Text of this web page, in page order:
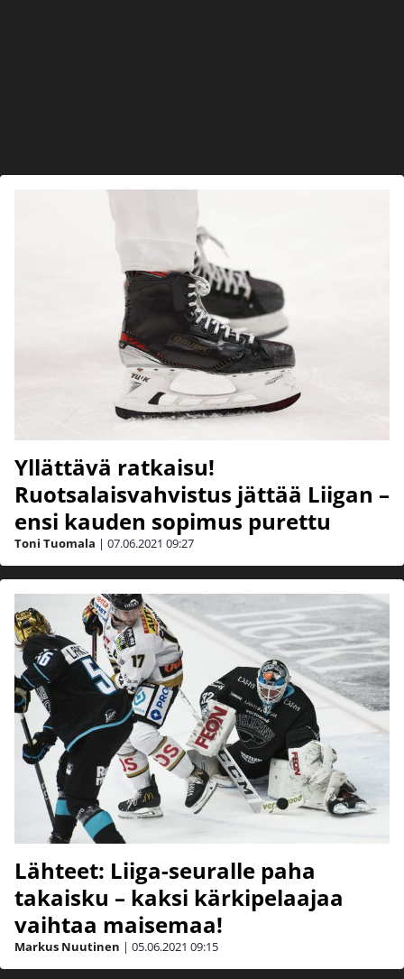
Yllättävä ratkaisu!
Ruotsalaisvahvistus jättää Liigan –
ensi kauden sopimus purettu
Toni Tuomala | 07.06.2021 09:27
Lähteet: Liiga-seuralle paha
takaisku – kaksi kärkipelaajaa
vaihtaa maisemaa!
Markus Nuutinen | 05.06.2021 09:15